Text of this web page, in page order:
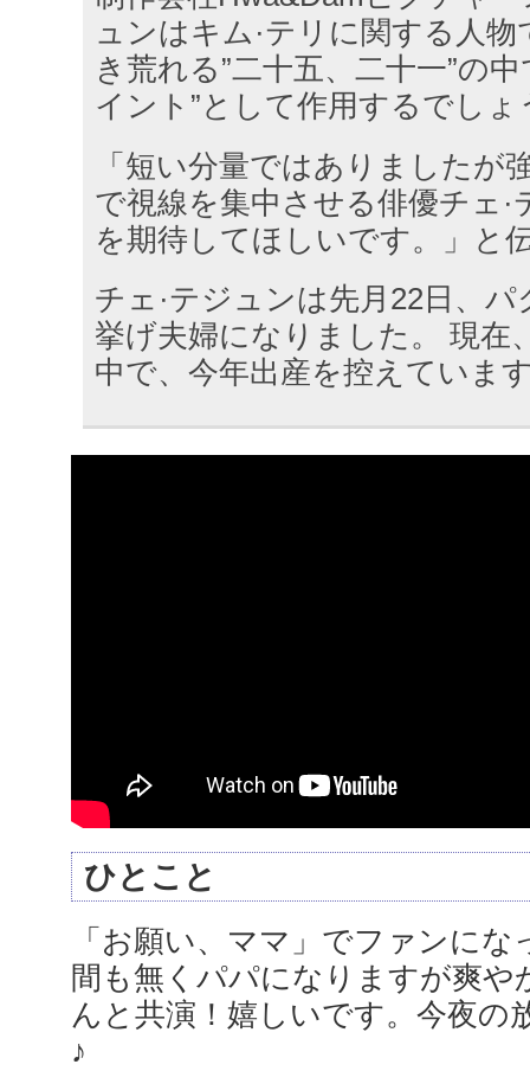
ュンはキム·テリに関する人物
き荒れる”二十五、二十一”の
イント”として作用するでしょ
「短い分量ではありましたが
で視線を集中させる俳優チェ·
を期待してほしいです。」と
チェ·テジュンは先月22日、パ
挙げ夫婦になりました。 現在
中で、今年出産を控えていま
ひとこと
「お願い、ママ」でファンに
間も無くパパになりますが爽や
んと共演！嬉しいです。今夜の
♪